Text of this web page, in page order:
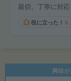
親切、丁寧に対応
役に立った！ 6
興味